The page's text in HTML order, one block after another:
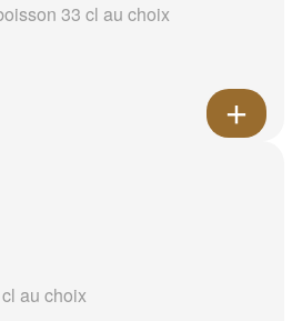
33 cl au choix
au choix